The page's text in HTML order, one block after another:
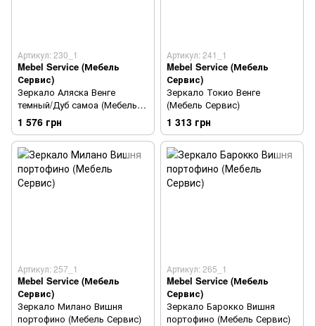
Артикул: 230_1
Mebel Service (Мебель
Сервис)
Зеркало Аляска Венге
темный/Дуб самоа (Мебель
Сервис)
1 576 грн
Артикул: 241_1
Mebel Service (Мебель
Сервис)
Зеркало Токио Венге
(Мебель Сервис)
1 313 грн
Артикул: 257_1
Mebel Service (Мебель
Сервис)
Зеркало Милано Вишня
портофино (Мебель Сервис)
Артикул: 265_1
Mebel Service (Мебель
Сервис)
Зеркало Барокко Вишня
портофино (Мебель Сервис)